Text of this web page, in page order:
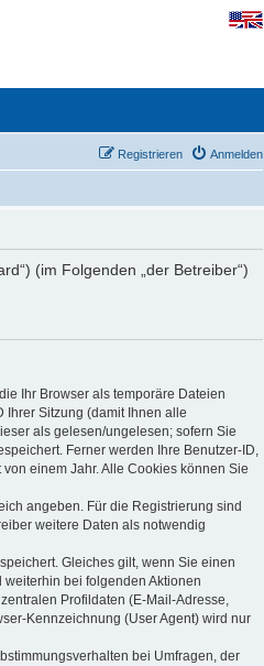
Anmelden
Registrieren
(im Folgenden „der Betreiber“)
Ihr Browser als temporäre Dateien
Sitzung (damit Ihnen alle
als gelesen/ungelesen; sofern Sie
Ferner werden Ihre Benutzer-ID,
einem Jahr. Alle Cookies können Sie
angeben. Für die Registrierung sind
weitere Daten als notwendig
Gleiches gilt, wenn Sie einen
bei folgenden Aktionen
Profildaten (E-Mail-Adresse,
Kennzeichnung (User Agent) wird nur
bei Umfragen, der